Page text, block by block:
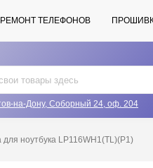
РЕМОНТ ТЕЛЕФОНОВ
на-Дону, Соборный 24, оф. 204
для ноутбука LP116WH1(TL)(P1)